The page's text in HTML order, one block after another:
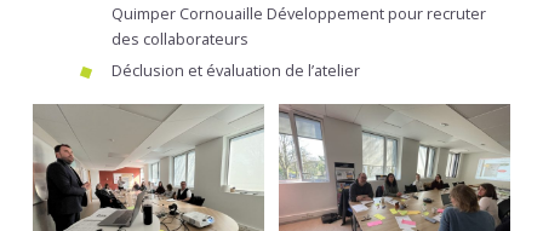
Quimper Cornouaille Développement pour recruter
des collaborateurs
Déclusion et évaluation de l’atelier